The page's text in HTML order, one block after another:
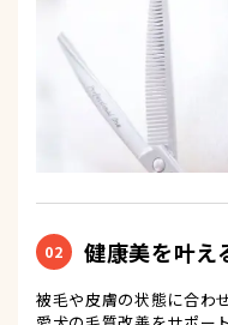
02 健康美を叶え
被毛や皮膚の状態に合わ